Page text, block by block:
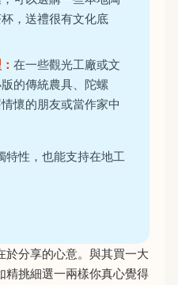
，送禮很有文化底
在一些觀光工廠或文
的傳統農具、陀螺
懷的朋友或當作家中
特性，也能支持在地工
於分享的心意。與其買一大
精挑細選一兩樣你真心覺得